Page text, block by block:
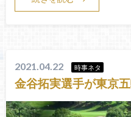
2021.04.22 時事ネタ
金谷拓実選手が東京